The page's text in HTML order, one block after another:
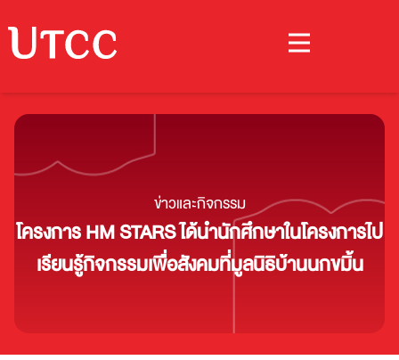
ข่าวและกิจกรรม
โครงการ HM STARS ได้นำนักศึกษาในโครงการไป
เรียนรู้กิจกรรมเพื่อสังคมที่มูลนิธิบ้านนกขมิ้น